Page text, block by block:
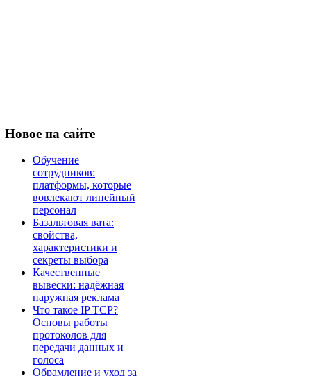
Новое на сайте
Обучение
сотрудников:
платформы, которые
вовлекают линейный
персонал
Базальтовая вата:
свойства,
характеристики и
секреты выбора
Качественные
вывески: надёжная
наружная реклама
Что такое IP TCP?
Основы работы
протоколов для
передачи данных и
голоса
Обрамление и уход за